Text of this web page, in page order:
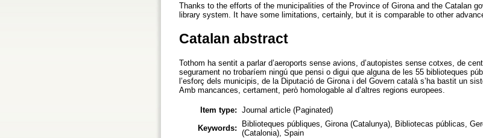
Thanks to the efforts of the municipalities of the Province of Girona and the Catalan
library system. It have some limitations, certainly, but it is comparable to other
Catalan abstract
Tothom ha sentit a parlar d’aeroports sense avions, d’autopistes sense cotxes, de
segurament no trobaríem ningú que pensi o digui que alguna de les 55 biblioteques
l’esforç dels municipis, de la Diputació de Girona i del Govern català s’ha bastit un
Amb mancances, certament, però homologable al d’altres regions europees.
Item type: Journal article (Paginated)
Keywords:
Biblioteques públiques, Girona (Catalunya), Bibliotecas públicas,
(Catalonia), Spain